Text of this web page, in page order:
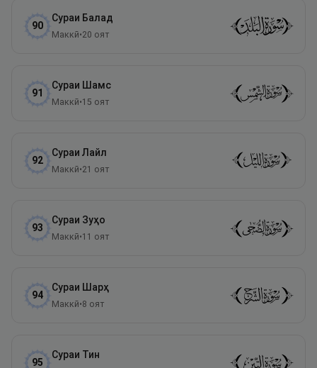
90
Сураи Балад
Маккӣ•20 оят
91
Сураи Шамс
Маккӣ•15 оят
92
Сураи Лайл
Маккӣ•21 оят
93
Сураи Зуҳо
Маккӣ•11 оят
94
Сураи Шарҳ
Маккӣ•8 оят
95
Сураи Тин